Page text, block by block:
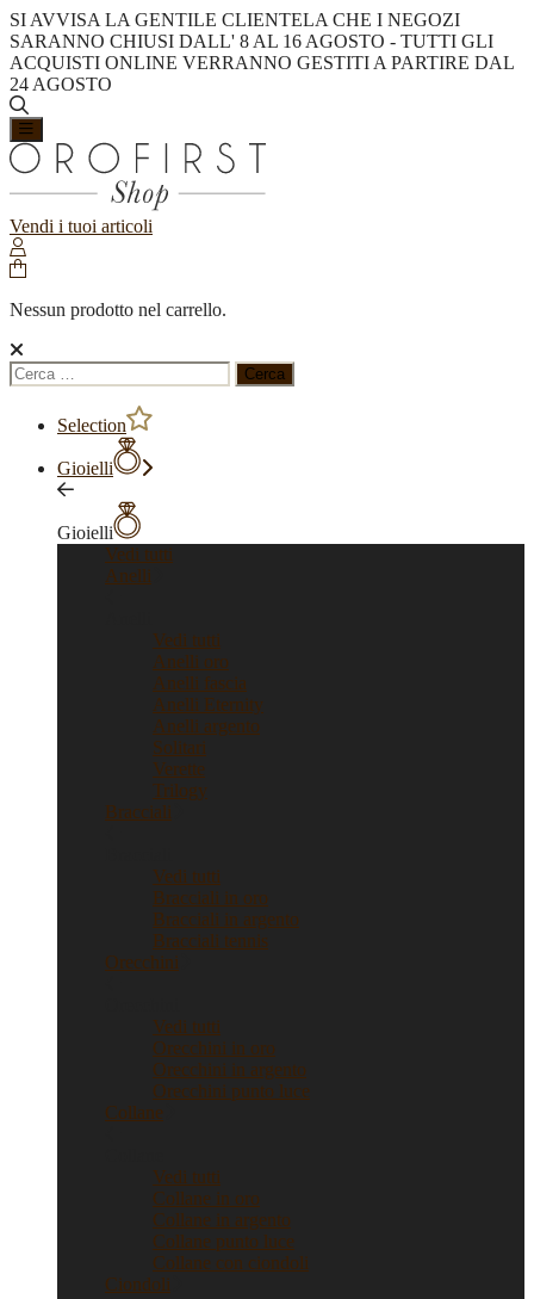
SI AVVISA LA GENTILE CLIENTELA CHE I NEGOZI
SARANNO CHIUSI DALL' 8 AL 16 AGOSTO - TUTTI GLI
ACQUISTI ONLINE VERRANNO GESTITI A PARTIRE DAL
24 AGOSTO
Vendi i tuoi articoli
Nessun prodotto nel carrello.
Ricerca
per:
Selection
Gioielli
Gioielli
Vedi tutti
Anelli
Vedi tutti
Anelli oro
Anelli fascia
Anelli Eternity
Anelli argento
Solitari
Verette
Trilogy
Bracciali
Vedi tutti
Bracciali in oro
Bracciali in argento
Bracciali tennis
Orecchini
Vedi tutti
Orecchini in oro
Orecchini in argento
Orecchini punto luce
Collane
Vedi tutti
Collane in oro
Collane in argento
Collane punto luce
Collane con ciondoli
Ciondoli